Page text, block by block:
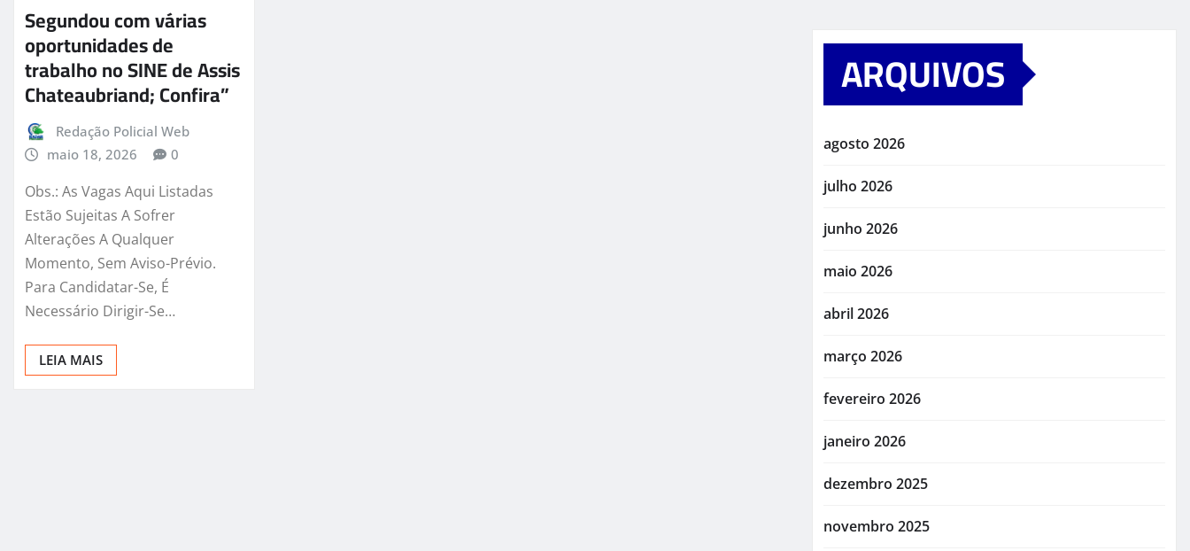
Segundou com várias
oportunidades de
trabalho no SINE de Assis
Chateaubriand; Confira”
Redação Policial Web
maio 18, 2026
0
Obs.: As Vagas Aqui Listadas
Estão Sujeitas A Sofrer
Alterações A Qualquer
Momento, Sem Aviso-Prévio.
Para Candidatar-Se, É
Necessário Dirigir-Se…
LEIA MAIS
ARQUIVOS
agosto 2026
julho 2026
junho 2026
maio 2026
abril 2026
março 2026
fevereiro 2026
janeiro 2026
dezembro 2025
novembro 2025